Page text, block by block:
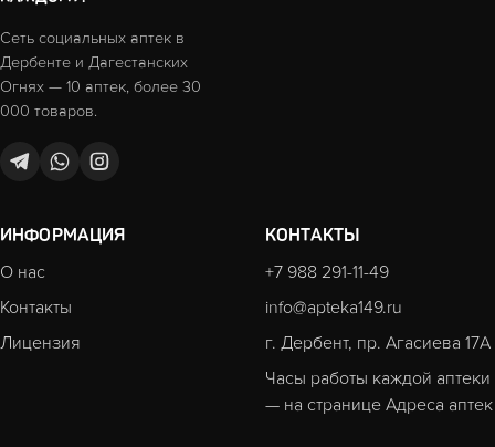
Сеть социальных аптек в
Дербенте и Дагестанских
Огнях — 10 аптек, более 30
000 товаров.
ИНФОРМАЦИЯ
О нас
Контакты
Лицензия
КОНТАКТЫ
+7 988 291-11-49
info@apteka149.ru
г. Дербент, пр. Агасиева 17А
Часы работы каждой аптеки
— на странице Адреса аптек